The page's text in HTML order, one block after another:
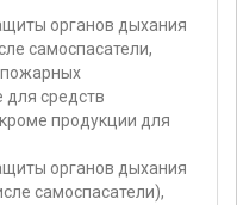
органов дыхания
самоспасатели,
средств
продукции для
органов дыхания
самоспасатели),